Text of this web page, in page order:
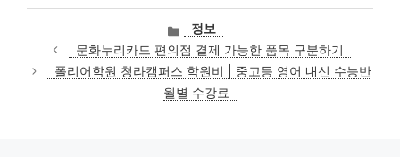
카
테
고
리
정보
문화누리카드 편의점 결제 가능한 품목 구분하기
폴리어학원 청라캠퍼스 학원비 | 중고등 영어 내신 수능반
월별 수강료